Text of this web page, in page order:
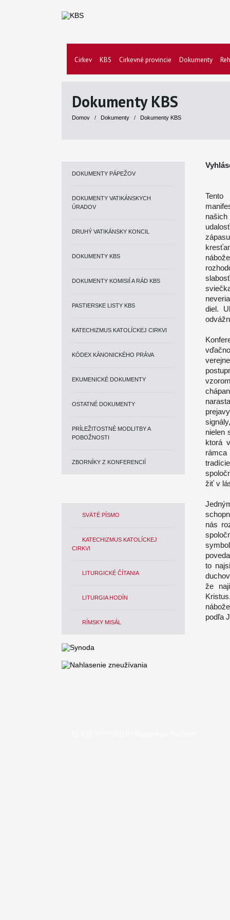
Cirkev KBS Cirkevné provincie Dokumenty
Dokumenty KBS
Domov / Dokumenty / Dokumenty KBS
DOKUMENTY PÁPEŽOV
DOKUMENTY VATIKÁNSKYCH
ÚRADOV
DRUHÝ VATIKÁNSKY KONCIL
DOKUMENTY KBS
DOKUMENTY KOMISIÍ A RÁD KBS
PASTIERSKE LISTY KBS
KATECHIZMUS KATOLÍCKEJ CIRKVI
KÓDEX KÁNONICKÉHO PRÁVA
EKUMENICKÉ DOKUMENTY
OSTATNÉ DOKUMENTY
PRÍLEŽITOSTNÉ MODLITBY A
POBOŽNOSTI
ZBORNÍKY Z KONFERENCIÍ
SVÄTÉ PÍSMO
KATECHIZMUS KATOLÍCKEJ
CIRKVI
LITURGICKÉ ČÍTANIA
LITURGIA HODÍN
RÍMSKY MISÁL
diel.
nielen
ktorá
žiť v
nás
to
že
podľa